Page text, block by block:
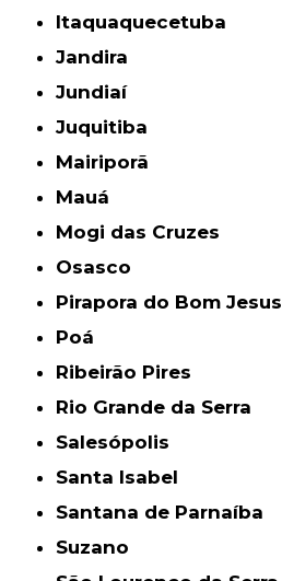
Itaquaquecetuba
Jandira
Jundiaí
Juquitiba
Mairiporã
Mauá
Mogi das Cruzes
Osasco
Pirapora do Bom Jesus
Poá
Ribeirão Pires
Rio Grande da Serra
Salesópolis
Santa Isabel
Santana de Parnaíba
Suzano